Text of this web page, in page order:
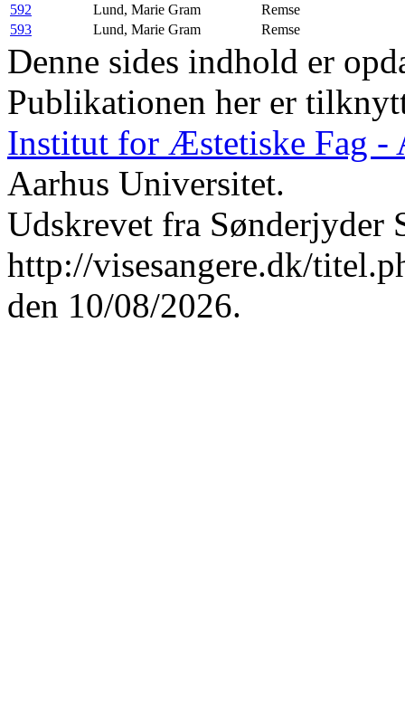
592
Lund, Marie Gram
Remse
593
Lund, Marie Gram Remse
Denne sides indhold er
Publikationen her er
Institut for Æstetiske Fag -
Aarhus Universitet.
Udskrevet fra Sønderjyder
http://visesangere.dk/
den 10/08/2026.